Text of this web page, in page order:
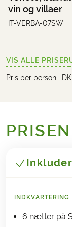
vin og villaer
IT-VERBA-07SW
VIS ALLE PRISER
Pris per person i
INDKVARTERING
6 nætter på